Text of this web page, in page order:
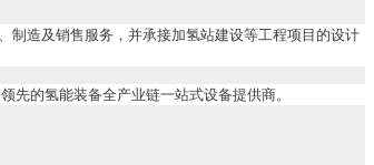
制造及销售服务，并承接加氢站建设等工程项目的设计
的氢能装备全产业链一站式设备提供商。